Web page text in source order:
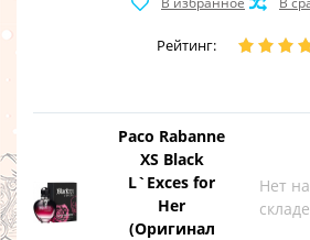
Рейтинг:
Paco Rabanne
XS Black
L`Exces for
Her
(Оригинал
Нет на
складе